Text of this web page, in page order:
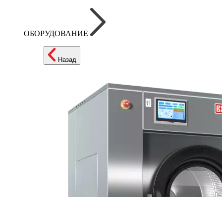
ОБОРУДОВАНИЕ
Назад